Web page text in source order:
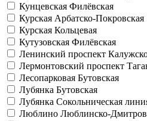
Кунцевская Филёвская
Курская Арбатско-Покровская
Курская Кольцевая
Кутузовская Филёвская
Ленинский проспект
Лермонтовский проспект
Лесопарковая Бутовская
Лубянка Бутовская
Лубянка Сокольническая
Люблино Люблинско-